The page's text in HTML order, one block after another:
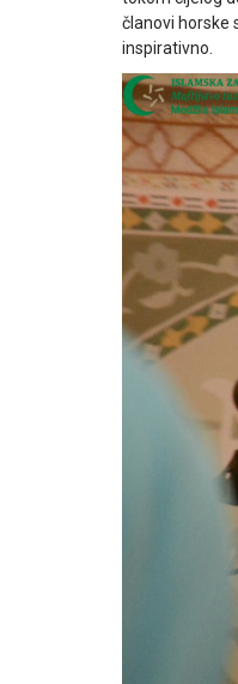
članovi horske
inspirativno.